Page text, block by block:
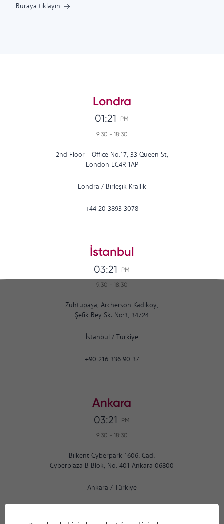
Buraya tıklayın
Londra
01:21 PM
9:30 - 18:30
2nd Floor - Office No:17, 33 Queen St,
London EC4R 1AP
Londra / Birleşik Krallık
+44 20 3893 3078
İstanbul
03:21 PM
9:30 - 18:30
Zühtüpaşa, Archerson Kadıköy,
Şefik Bey Sk. No:3, 34724
İstanbul / Türkiye
+90 216 336 90 37
Ankara
03:21 PM
9:30 - 18:30
Bilkent Cyberpark 1606. Cad.
Cyberplaza B Blok, No: 401 Ankara 06800
Ankara / Türkiye